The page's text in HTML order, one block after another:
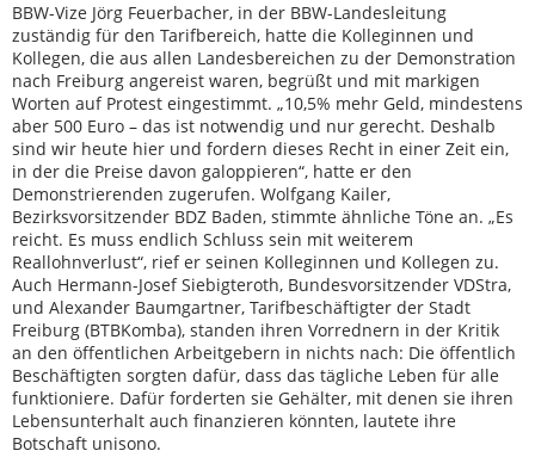
BBW-Vize Jörg Feuerbacher, in der BBW-Landesleitung
zuständig für den Tarifbereich, hatte die Kolleginnen und
Kollegen, die aus allen Landesbereichen zu der Demonstration
nach Freiburg angereist waren, begrüßt und mit markigen
Worten auf Protest eingestimmt. „10,5% mehr Geld, mindestens
aber 500 Euro – das ist notwendig und nur gerecht. Deshalb
sind wir heute hier und fordern dieses Recht in einer Zeit ein,
in der die Preise davon galoppieren“, hatte er den
Demonstrierenden zugerufen. Wolfgang Kailer,
Bezirksvorsitzender BDZ Baden, stimmte ähnliche Töne an. „Es
reicht. Es muss endlich Schluss sein mit weiterem
Reallohnverlust“, rief er seinen Kolleginnen und Kollegen zu.
Auch Hermann-Josef Siebigteroth, Bundesvorsitzender VDStra,
und Alexander Baumgartner, Tarifbeschäftigter der Stadt
Freiburg (BTBKomba), standen ihren Vorrednern in der Kritik
an den öffentlichen Arbeitgebern in nichts nach: Die öffentlich
Beschäftigten sorgten dafür, dass das tägliche Leben für alle
funktioniere. Dafür forderten sie Gehälter, mit denen sie ihren
Lebensunterhalt auch finanzieren könnten, lautete ihre
Botschaft unisono.